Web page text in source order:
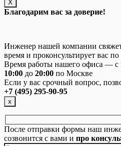
Х
Благодарим вас за доверие!
Инженер нашей компании
время и проконсультирует вас
Время работы нашего офиса — с
10:00 до 20:00 по Москве
Если у вас срочный вопрос,
+7 (495) 295-90-95
х
После отправки формы наш
созвонится с вами и про